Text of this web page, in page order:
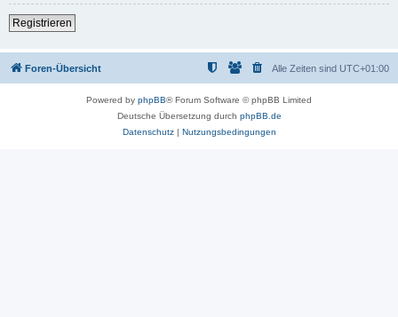
Registrieren
Foren-Übersicht Alle Zeiten sind UTC+01:00
Powered by phpBB® Forum Software © phpBB Limited
Deutsche Übersetzung durch phpBB.de
Datenschutz| Nutzungsbedingungen